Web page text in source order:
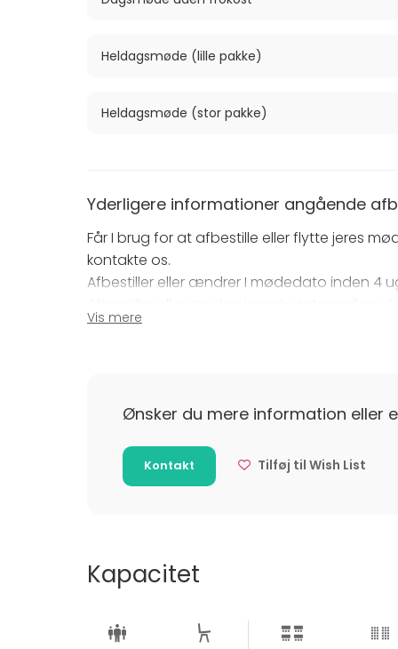
Heldagsmøde (lille pakke)
Heldagsmøde (stor pakke)
Yderligere informationer angående
Får I brug for at afbestille eller flytte jeres
kontakte os.
Afbestiller eller ændrer I mødedato inden 4
50% af ordrebekræftelsens værdi.
lokalelejens start.
Vi tilbyder afbestillingsforsikring
Vis mere
Ønsker du mere information eller
Kontakt Tilføj til Wish List
Kapacitet